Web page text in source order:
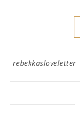
rebekkasloveletter